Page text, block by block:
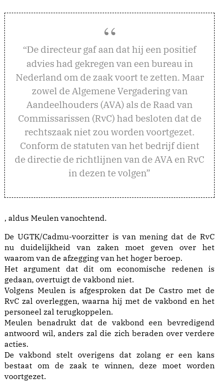
“De directeur gaf aan dat hij een positief
advies had gekregen van een bureau in
Nederland om de zaak voort te zetten. Maar
zowel de Algemene Vergadering van
Aandeelhouders (AVA) als de Raad van
Commissarissen (RvC) had besloten dat de
rechtszaak niet zou worden voortgezet.
Conform de statuten van het bedrijf dient
de directie de richtlijnen van de AVA en RvC
in dezen te volgen”
, aldus Meulen vanochtend.
De UGTK/Cadmu-voorzitter is van mening dat de RvC
nu duidelijkheid van zaken moet geven over het
waarom van de afzegging van het hoger beroep.
Het argument dat dit om economische redenen is
gedaan, overtuigt de vakbond niet.
Volgens Meulen is afgesproken dat De Castro met de
RvC zal overleggen, waarna hij met de vakbond en het
personeel zal terugkoppelen.
Meulen benadrukt dat de vakbond een bevredigend
antwoord wil, anders zal die zich beraden over verdere
acties.
De vakbond stelt overigens dat zolang er een kans
bestaat om de zaak te winnen, deze moet worden
voortgezet.